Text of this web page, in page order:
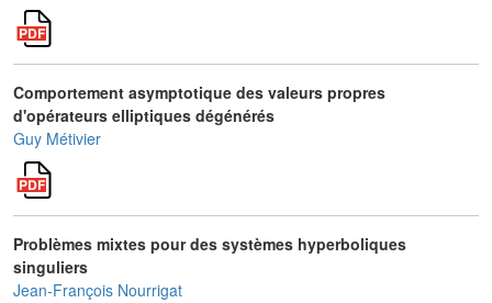
Comportement asymptotique des valeurs propres
d'opérateurs elliptiques dégénérés
Guy Métivier
Problèmes mixtes pour des systèmes hyperboliques
singuliers
Jean-François Nourrigat